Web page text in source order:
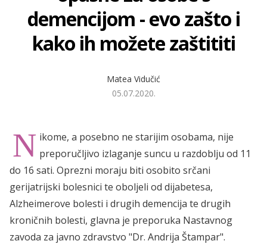
demencijom - evo zašto i
kako ih možete zaštititi
Matea Vidučić
05.07.2020.
N ikome, a posebno ne starijim osobama, nije
preporučljivo izlaganje suncu u razdoblju od 11
do 16 sati. Oprezni moraju biti osobito srčani
gerijatrijski bolesnici te oboljeli od dijabetesa,
Alzheimerove bolesti i drugih demencija te drugih
kroničnih bolesti, glavna je preporuka Nastavnog
zavoda za javno zdravstvo "Dr. Andrija Štampar".